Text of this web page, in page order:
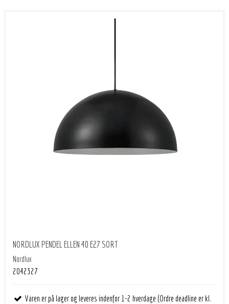
NORDLUX PENDEL ELLEN 40 E27 SORT
Nordlux
2042327
Varen er på lager og leveres indenfor 1-2 hverdage (Ordre deadline er kl.